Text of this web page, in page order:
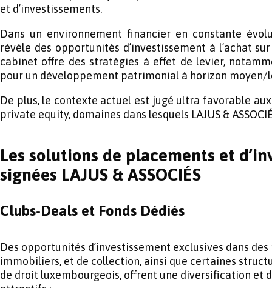
et d’investissements.
Dans un environnement financier en constante
révèle des opportunités d’investissement à l’achat
cabinet offre des stratégies à effet de levier,
pour un développement patrimonial à horizon moyen/
De plus, le contexte actuel est jugé ultra favorable
private equity, domaines dans lesquels LAJUS &
Les solutions de placements et
signées LAJUS & ASSOCIÉS
Clubs-Deals et Fonds Dédiés
Des opportunités d’investissement exclusives dans
immobiliers, et de collection, ainsi que certaines
de droit luxembourgeois, offrent une diversification et